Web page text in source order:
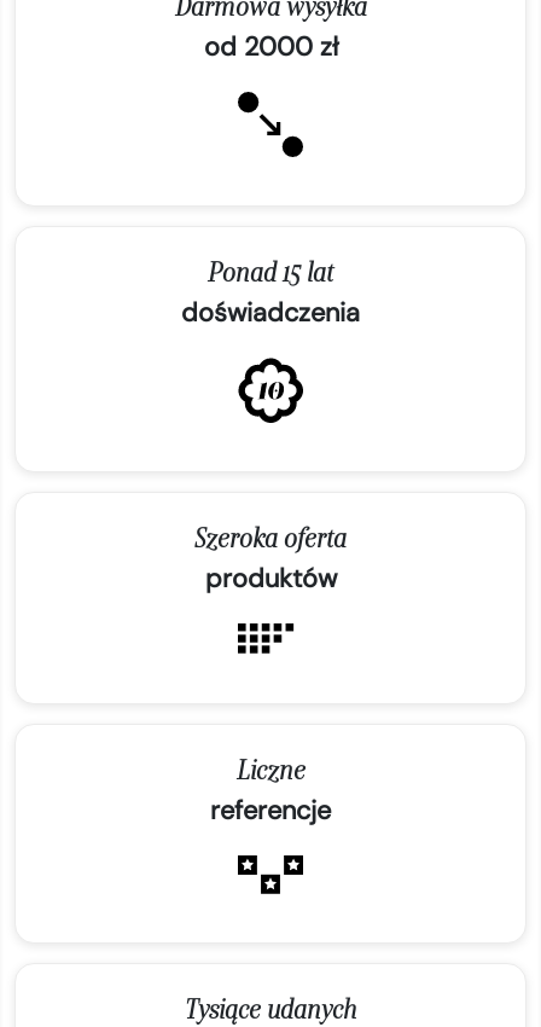
od 2000 zł
Ponad 15 lat
doświadczenia
Szeroka oferta
produktów
Liczne
referencje
Tysiące udanych